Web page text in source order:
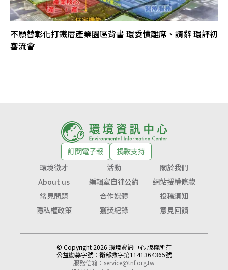
不願替彰化打鐵厝產業園區背書 環委憤離席、請辭 環評初
審流會
訂閱電子報
捐款支持
環境徵才
活動
關於我們
About us
編輯室自律公約
網站授權條款
常見問題
合作媒體
投稿須知
隱私權政策
獲獎紀錄 意見回饋
© Copyright 2026 環境資訊中心 版權所有
公益勸募字號： 衛部救字第1141364365號
服務信箱： service@tnf.org.tw